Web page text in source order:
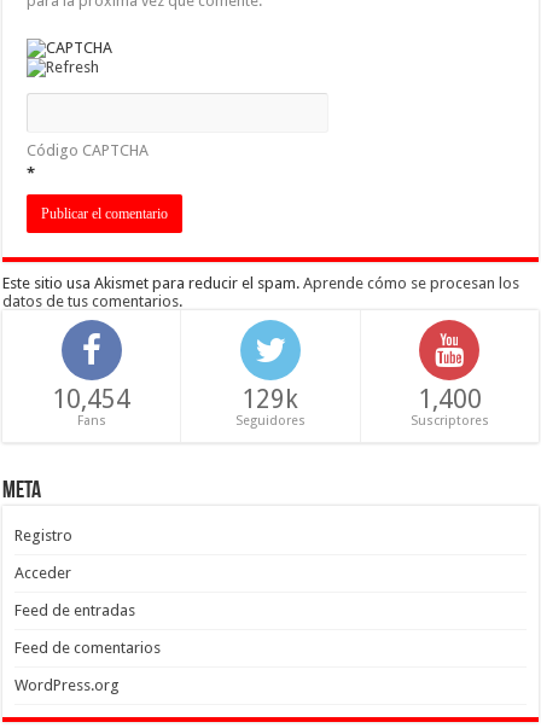
Código CAPTCHA
*
Este sitio usa Akismet para reducir el spam.Aprende cómo se procesan los
datos de tus comentarios.
10,454
Fans
129k
Seguidores
1,400
Suscriptores
Meta
Registro
Acceder
Feed de entradas
Feed de comentarios
WordPress.org